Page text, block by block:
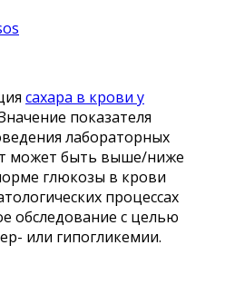
сахара в крови у
показателя
лабораторных
может быть выше/ниже
глюкозы в крови
процессах
обследование с целью
или гипогликемии.